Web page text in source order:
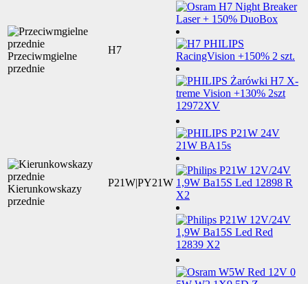
Przeciwmgielne
przednie
H7
Kierunkowskazy
przednie
P21W|PY21W